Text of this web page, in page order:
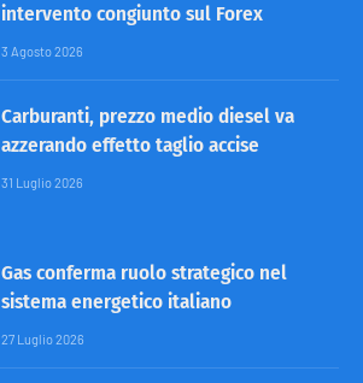
intervento congiunto sul Forex
3 Agosto 2026
Carburanti, prezzo medio diesel va
azzerando effetto taglio accise
31 Luglio 2026
Gas conferma ruolo strategico nel
sistema energetico italiano
27 Luglio 2026